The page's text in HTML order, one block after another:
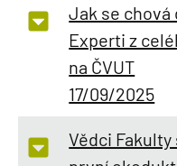
Jak se chová
Experti z
na ČVUT
17/09/2025
Vědci Fakulty